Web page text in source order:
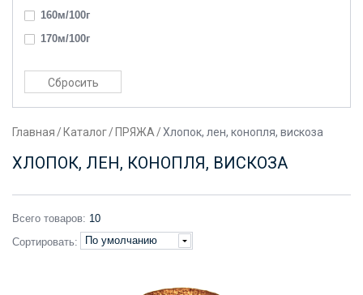
160м/100г
170м/100г
200м/100г
2200м/100г
220м/100г
230м/100г
270м/100г
280м/100г
Главная/ Каталог/ ПРЯЖА/Хлопок, лен, конопля, вискоза
ХЛОПОК, ЛЕН, КОНОПЛЯ, ВИСКОЗА
Всего товаров: 10
Сортировать:
По умолчанию